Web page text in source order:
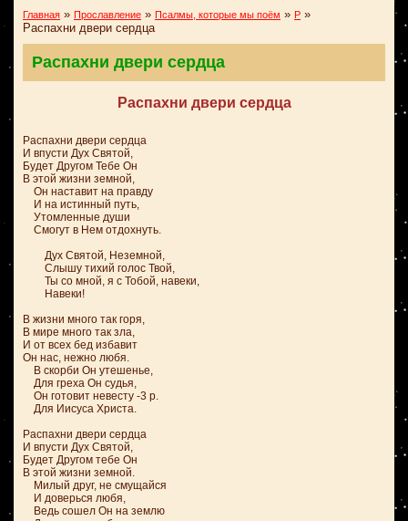
Главная » Прославление » Псалмы, которые мы поём » Р »
Распахни двери сердца
Распахни двери сердца
Распахни двери сердца
Распахни двери сердца
И впусти Дух Святой,
Будет Другом Тебе Он
В этой жизни земной,
Он наставит на правду
И на истинный путь,
Утомленные души
Смогут в Нем отдохнуть.
Дух Святой, Неземной,
Слышу тихий голос Твой,
Ты со мной, я с Тобой, навеки,
Навеки!
В жизни много так горя,
В мире много так зла,
И от всех бед избавит
Он нас, нежно любя.
В скорби Он утешенье,
Для греха Он судья,
Он готовит невесту -3 р.
Для Иисуса Христа.
Распахни двери сердца
И впусти Дух Святой,
Будет Другом тебе Он
В этой жизни земной.
Милый друг, не смущайся
И доверься любя,
Ведь сошел Он на землю